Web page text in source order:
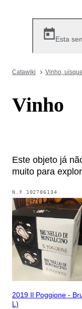
Esta
Catawiki Vinho,
Vinho
Este objeto já
muito para
N.º 102706134
2019 Il Poggione -
L)